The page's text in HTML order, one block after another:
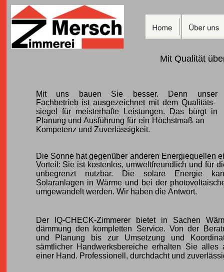
Mit Qualität
Mit uns bauen Sie besser. Denn unser
Fachbetrieb ist ausgezeichnet mit dem Qualitäts-
siegel für meisterhafte Leistungen. Das bürgt in
Planung und Ausführung für ein Höchstmaß an
Kompetenz und Zuverlässigkeit.
Die Sonne hat gegenüber anderen Energiequellen
Vorteil: Sie ist kostenlos, umweltfreundlich und für
unbegrenzt nutzbar. Die solare Energie
Solaranlagen in Wärme und bei der
umgewandelt werden. Wir haben die Antwort.
Der IQ-CHECK-Zimmerer bietet in Sachen
dämmung den kompletten Service. Von der
und Planung bis zur Umsetzung und
sämtlicher Handwerksbereiche erhalten Sie alles
einer Hand. Professionell, durchdacht und